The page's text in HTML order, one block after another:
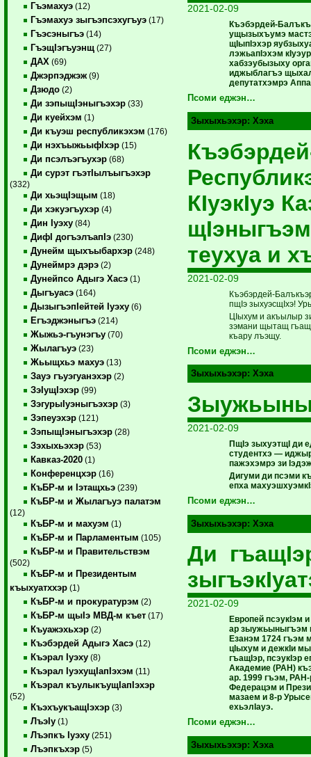
Гъэмахуэ (12)
Гъэмахуэ зыгъэпсэхугъуэ (17)
Гъэсэныгъэ (14)
ГъэщIэгъуэнщ (27)
ДАХ (69)
Джэрпэджэж (9)
Дзюдо (2)
Ди зэпыщIэныгъэхэр (33)
Ди куейхэм (1)
Ди къуэш республикэхэм (176)
Ди нэхъыжьыфIхэр (15)
Ди псэлъэгъухэр (68)
Ди сурэт гъэтIылъыгъэхэр
(332)
Ди хьэщIэщым (18)
Ди хэкуэгъухэр (4)
Дин Iуэху (84)
ДифI догъэлъапIэ (230)
Дунейм щыхъыбархэр (248)
Дунеймрэ дэрэ (2)
Дунейпсо Адыгэ Хасэ (1)
Дыгъуасэ (164)
ДызыгъэпIейтей Iуэху (6)
Егъэджэныгъэ (214)
Жыжьэ-гъунэгъу (70)
Жылагъуэ (23)
Жьыщхьэ махуэ (13)
Зауэ гъуэгуанэхэр (2)
ЗэIущIэхэр (99)
ЗэгурыIуэныгъэхэр (3)
Зэпеуэхэр (121)
ЗэпыщIэныгъэхэр (28)
Зэхыхьэхэр (53)
Кавказ-2020 (1)
Конференцхэр (16)
КъБР-м и Iэтащхьэ (239)
КъБР-м и Жылагъуэ палатэм
(12)
КъБР-м и махуэм (1)
КъБР-м и Парламентым (105)
КъБР-м и Правительствэм
(502)
КъБР-м и Президентым
къыхуатххэр (1)
КъБР-м и прокуратурэм (2)
КъБР-м щыIэ МВД-м къет (17)
Къуажэхьхэр (2)
Къэбэрдей Адыгэ Хасэ (12)
Къэрал Iуэху (8)
Къэрал IуэхущIапIэхэм (11)
Къэрал къулыкъущIапIэхэр
(52)
КъэхъукъащIэхэр (3)
ЛъэIу (1)
Лъэпкъ Iуэху (251)
Лъэпкъхэр (5)
2021-02-09
Къэбэрдей-
ущызыхъумэ
щIыпIэхэр
лэжьапIэхэм
хабзэубызыху
иджыблагъэ
депутатхэмрэ
Псоми еджэн…
Зыхыхьэхэр: Хэха
КIуэкIуэ
теухуа и
2021-02-09
Къэбэрдей-
пщIэ зыхуэсщIхэ!
ЦIыхум и акъылыр
зэмани щытащ
къару лъэщу.
Псоми еджэн…
Зыхыхьэхэр: Хэха
2021-02-09
ПщIэ зыхуэтщI ди
студентхэ —
пажэхэмрэ зи
Дигуми ди псэми
епха
Псоми еджэн…
Зыхыхьэхэр: Хэха
Ди
2021-02-09
Европей псэукIэм
ар зыужьыныгъэм
Езанэм 1724 гъэм
цIыхум и дежкIи
гъащIэр, псэукIэр
Академие (РАН)
ар. 1999 гъэм,
Федерацэм и
мазаем и 8-р
ехьэлIауэ.
Псоми еджэн…
Зыхыхьэхэр: Хэха